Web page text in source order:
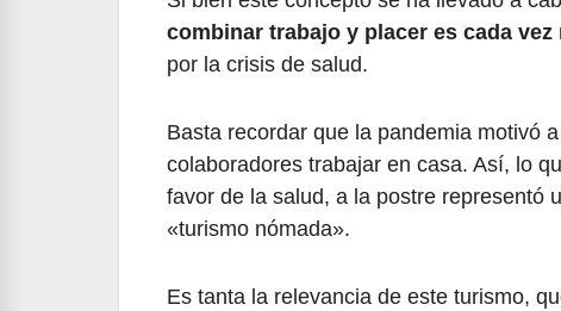
combinar trabajo y placer es cada vez
por la crisis de salud.
Basta recordar que la pandemia motivó
colaboradores trabajar en casa. Así, lo
favor de la salud, a la postre representó
«turismo nómada».
Es tanta la relevancia de este turismo,